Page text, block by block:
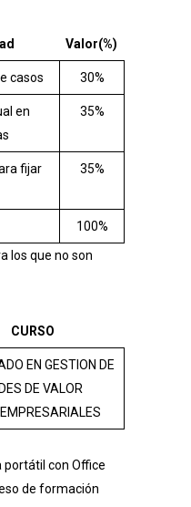
Valor(%)
casos 30%
en
35%
fijar
35%
100%
los que no son
CURSO
EN GESTION DE
DE VALOR
portátil con Office
de formación